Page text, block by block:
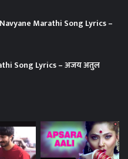
Marathi Song Lyrics –
Song Lyrics – अजय अतुल